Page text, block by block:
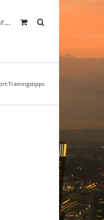
Trainingstipps